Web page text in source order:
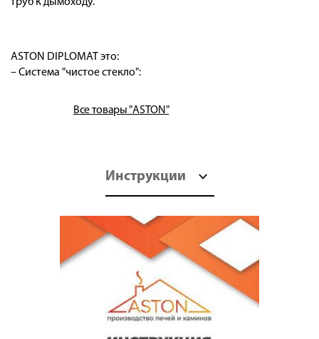
ASTON DIPLOMAT это:
– Система "чистое стекло":
Все товары "ASTON"
Инструкции